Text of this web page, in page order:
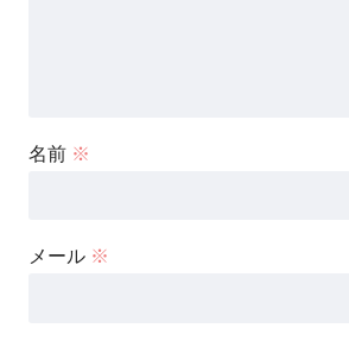
名前 ※
メール ※